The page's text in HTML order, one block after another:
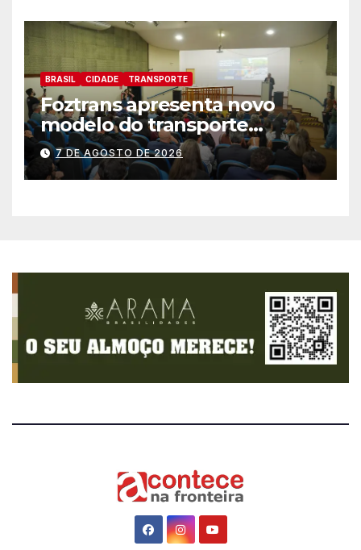
BRASIL CIDADE TRANSPORTE
Foztrans apresenta novo
modelo do transporte
coletivo em audiência
pública e avança para um
sistema mais moderno e
7 DE AGOSTO DE 2026